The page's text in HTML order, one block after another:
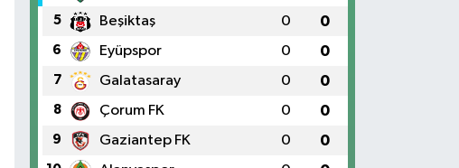
5 Beşiktaş 0 0
6 Eyüpspor 0 0
7 Galatasaray 0 0
8 Çorum FK 0 0
9 Gaziantep FK 0 0